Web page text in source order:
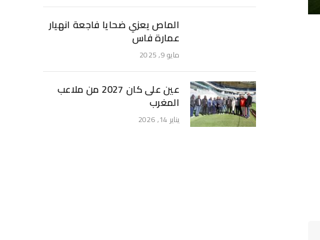
الماص يعزي ضحايا فاجعة انهيار
عمارة فاس
مايو 9, 2025
عين على كان 2027 من ملاعب
المغرب
يناير 14, 2026